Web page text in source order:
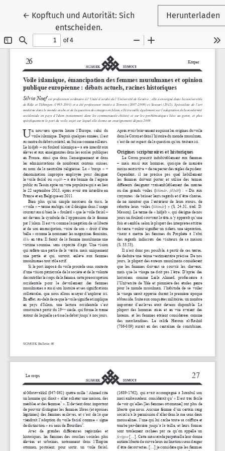
← Zu Artikeldetails zurückkehren
Kopftuch und Autorität: Sich
entscheiden.
Herunterladen